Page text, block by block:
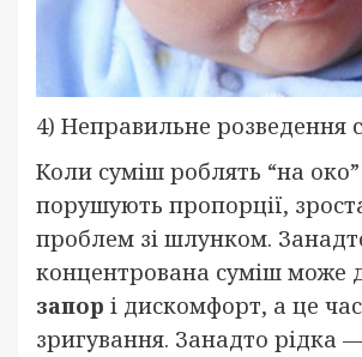
4) Неправильне розведення
Коли суміш роблять “на
порушують пропорції,
проблем зі шлунком.
концентрована суміш може
запор і дискомфорт, а це
зригування. Занадто рідка